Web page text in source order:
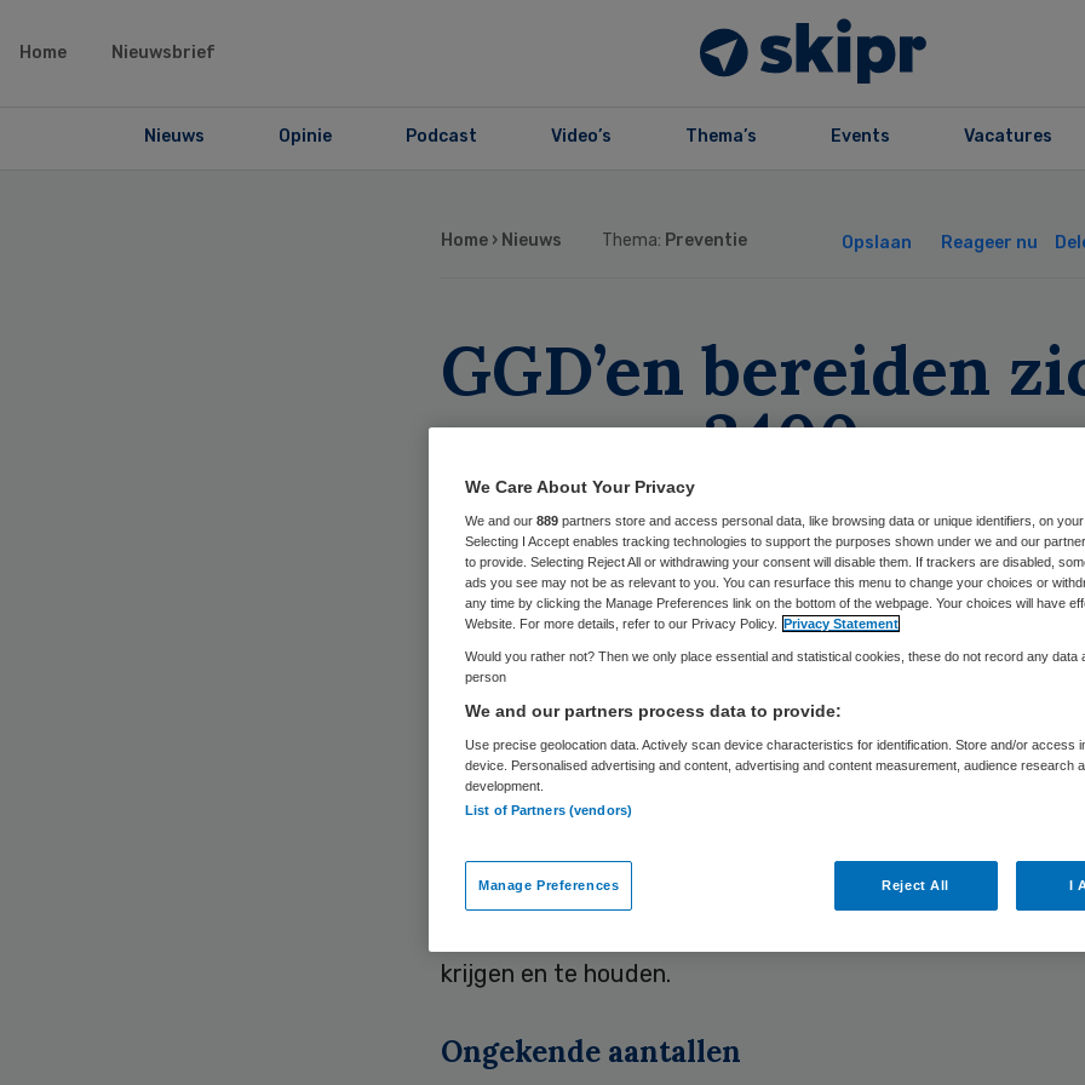
Home Nieuwsbrief
Nieuws Opinie Podcast Video’s Thema’s Events Vacatures
Home › Nieuws Thema: Preventie Opslaan Reageer nu
GGD’en bereiden
voor op 2400
besmettingen per
Skipr Redactie 15 mei 2020,18:22 2316 keer gelezen
GGD’en staat met bron- en contactonderzoek flinke klus te
wachten als in juni alle Nederlanders met klachten die
coronavirus getest kunnen worden. Het gaat naar
duizenden mensen.
Is iemand besmet, dan volgt ook bron- en
krijgen en te houden.
Ongekende aantallen
We Care About Your Privacy
We and our 889 partners store and access personal data, like browsing data or unique identifiers, on your
Selecting I Accept enables tracking technologies to support the purposes shown under we and our
to provide. Selecting Reject All or withdrawing your consent will disable them. If trackers are disabled,
ads you see may not be as relevant to you. You can resurface this menu to change your choices or
any time by clicking the Manage Preferences link on the bottom of the webpage. Your choices will have
Website. For more details, refer to our Privacy Policy. Privacy Statement
Would you rather not? Then we only place essential and statistical cookies, these do not record any data
person
We and our partners process data to provide:
Use precise geolocation data. Actively scan device characteristics for identification. Store and/or access
device. Personalised advertising and content, advertising and content measurement, audience research
development.
List of Partners (vendors)
Manage Preferences Reject All I